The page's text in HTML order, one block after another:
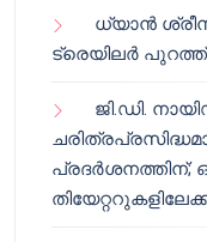
ധ്യാൻ
ട്രെയിലർ പുറത്ത്
ജി.ഡി.
പ്രദർശനത്തിന്;